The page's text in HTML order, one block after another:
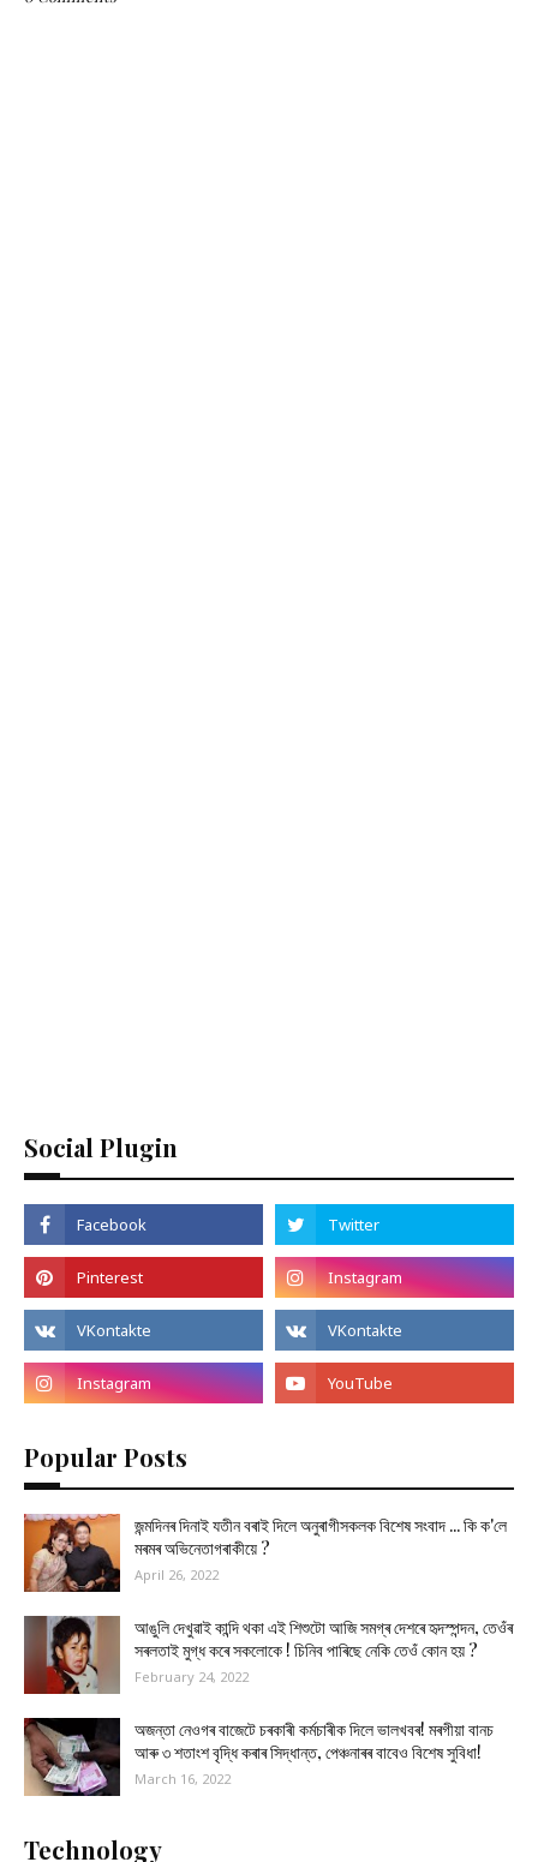
Social Plugin
Popular Posts
জন্মদিনৰ দিনাই যতীন বৰাই দিলে অনুৰাগীসকলক বিশেষ সংবাদ ... কি ক'লে
মৰমৰ অভিনেতাগৰাকীয়ে ?
April 26, 2022
আঙুলি দেখুৱাই কান্দি থকা এই শিশুটো আজি সমগ্ৰ দেশৰে হৃদস্পন্দন, তেওঁৰ
সৰলতাই মুগ্ধ কৰে সকলোকে ! চিনিব পাৰিছে নেকি তেওঁ কোন হয় ?
February 24, 2022
অজন্তা নেওগৰ বাজেটে চৰকাৰী কৰ্মচাৰীক দিলে ভালখবৰ! মৰগীয়া বানচ
আৰু ৩ শতাংশ বৃদ্ধি কৰাৰ সিদ্ধান্ত, পেঞ্চনাৰৰ বাবেও বিশেষ সুবিধা!
March 16, 2022
Technology